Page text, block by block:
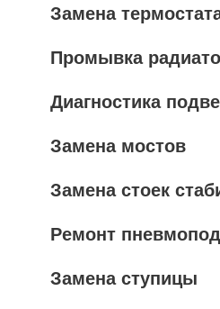
Замена
Промывка
Диагностика
Замена мостов
Замена стоек
Ремонт
Замена ступицы